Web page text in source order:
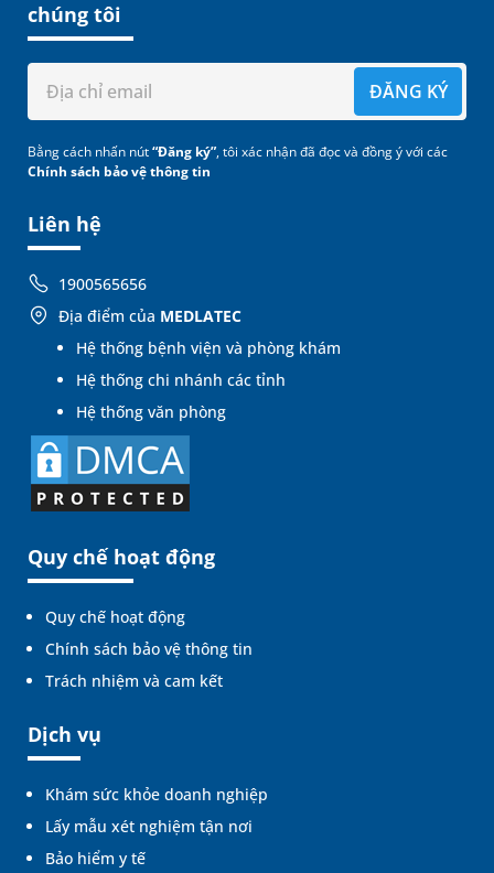
Liên hệ
1900565656
Địa điểm của MEDLATEC
Hệ thống bệnh viện và phòng khám
Hệ thống chi nhánh các tỉnh
Hệ thống văn phòng
Quy chế hoạt động
Quy chế hoạt động
Chính sách bảo vệ thông tin
Trách nhiệm và cam kết
Dịch vụ
Khám sức khỏe doanh nghiệp
Lấy mẫu xét nghiệm tận nơi
Bảo hiểm y tế
chúng tôi
ĐĂNG KÝ
Bằng cách nhấn nút“Đăng ký”, tôi xác nhận đã đọc và đồng ý với các
Chính sách bảo vệ thông tin